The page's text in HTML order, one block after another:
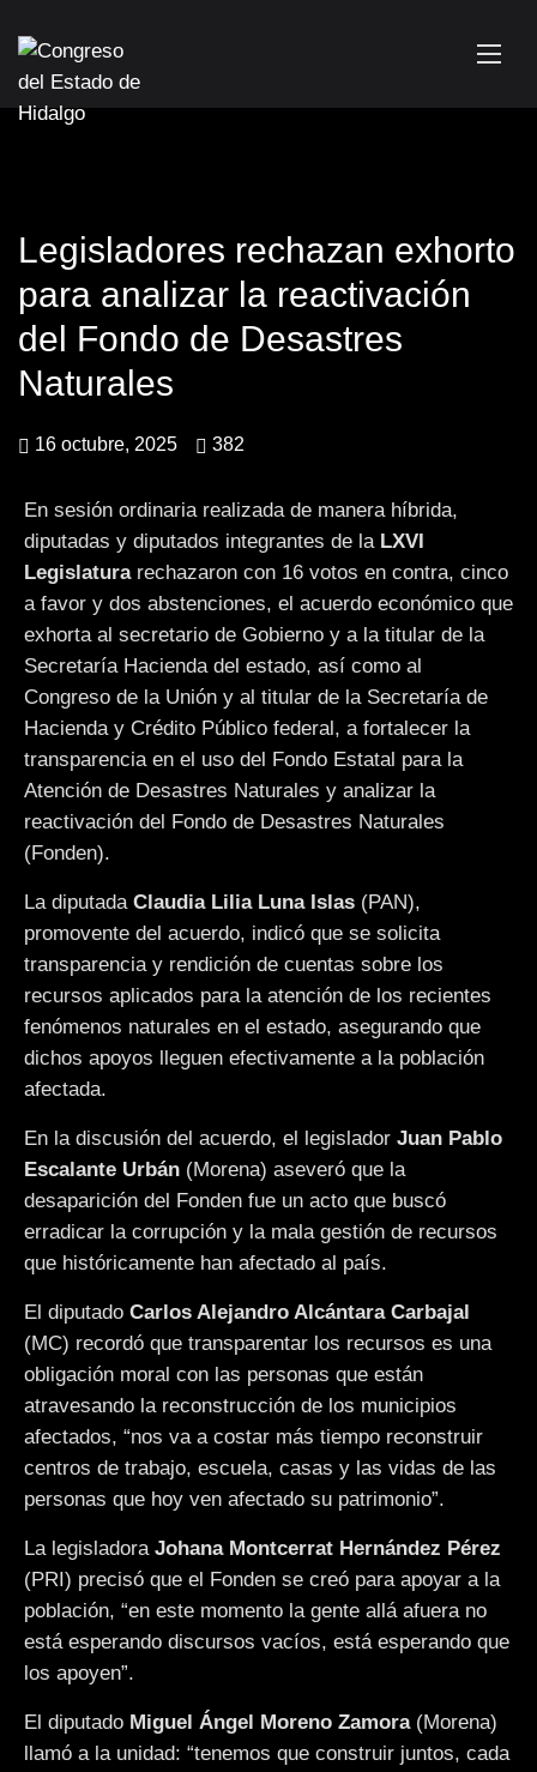
Legisladores rechazan exhorto
para analizar la reactivación
del Fondo de Desastres
Naturales
16 octubre, 2025 382
En sesión ordinaria realizada de manera híbrida,
diputadas y diputados integrantes de la LXVI
Legislaturarechazaron con 16 votos en contra, cinco
a favor y dos abstenciones, el acuerdo económico que
exhorta al secretario de Gobierno y a la titular de la
Secretaría Hacienda del estado, así como al
Congreso de la Unión y al titular de la Secretaría de
Hacienda y Crédito Público federal, a fortalecer la
transparencia en el uso del Fondo Estatal para la
Atención de Desastres Naturales y analizar la
reactivación del Fondo de Desastres Naturales
(Fonden).
La diputada Claudia Lilia Luna Islas (PAN),
promovente del acuerdo, indicó que se solicita
transparencia y rendición de cuentas sobre los
recursos aplicados para la atención de los recientes
fenómenos naturales en el estado, asegurando que
dichos apoyos lleguen efectivamente a la población
afectada.
En la discusión del acuerdo, el legislador Juan Pablo
Escalante Urbán (Morena) aseveró que la
desaparición del Fonden fue un acto que buscó
erradicar la corrupción y la mala gestión de recursos
que históricamente han afectado al país.
El diputado Carlos Alejandro Alcántara Carbajal
(MC) recordó que transparentar los recursos es una
obligación moral con las personas que están
atravesando la reconstrucción de los municipios
afectados, “nos va a costar más tiempo reconstruir
centros de trabajo, escuela, casas y las vidas de las
personas que hoy ven afectado su patrimonio”.
La legisladora Johana Montcerrat Hernández Pérez
(PRI) precisó que el Fonden se creó para apoyar a la
población, “en este momento la gente allá afuera no
está esperando discursos vacíos, está esperando que
los apoyen”.
El diputado Miguel Ángel Moreno Zamora(Morena)
llamó a la unidad: “tenemos que construir juntos, cada